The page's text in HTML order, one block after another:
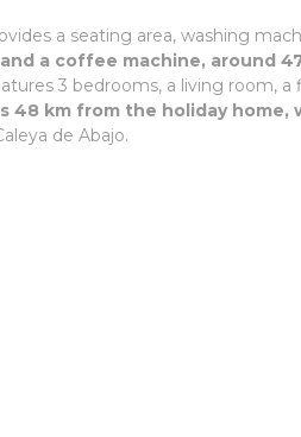
a seating area, washing
a coffee machine, around
3 bedrooms, a living room, a
48 km from the holiday home,
de Abajo.